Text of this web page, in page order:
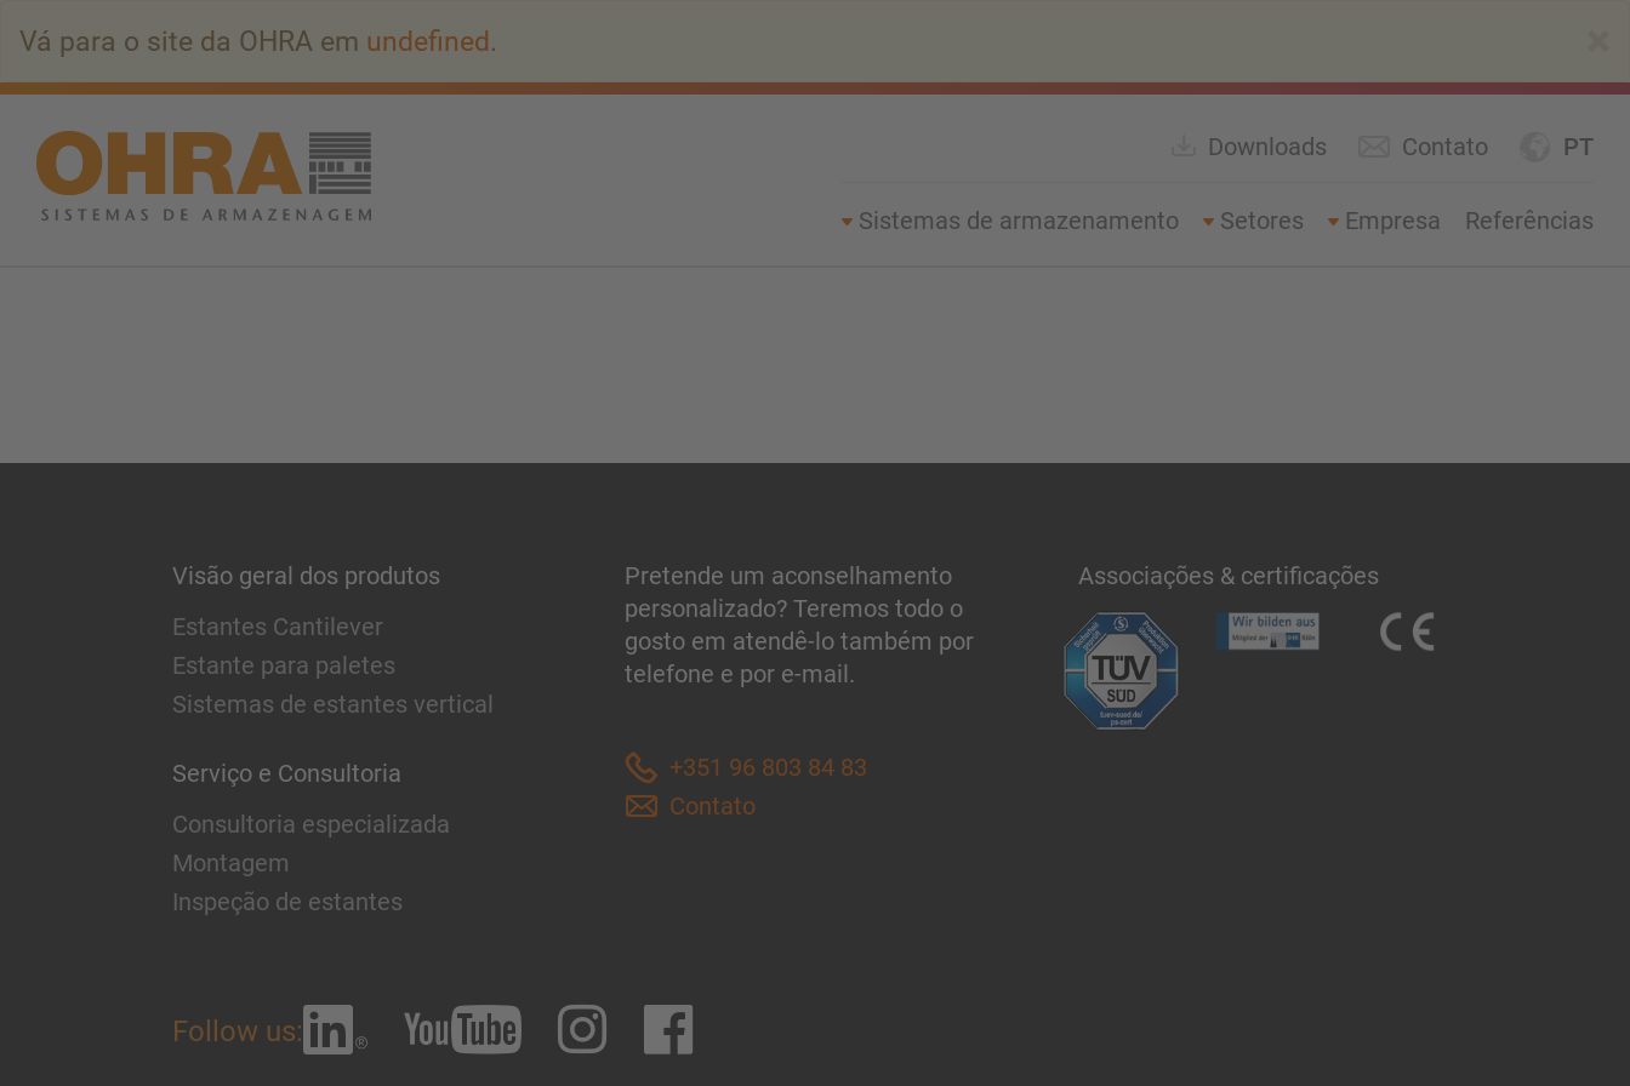
conteúdo
principal
Vá para o site da OHRA em undefined.
PT
Downloads Contato
Sistemas de armazenamento Setores Empresa Referências
Visão geral dos produtos
Estantes Cantilever
Estante para paletes
Sistemas de estantes vertical
Serviço e Consultoria
Consultoria especializada
Montagem
Inspeção de estantes
Pretende um aconselhamento
personalizado? Teremos todo o
gosto em atendê-lo também por
telefone e por e-mail.
+351 96 803 84 83
Contato
Associações & certificações
Follow us: